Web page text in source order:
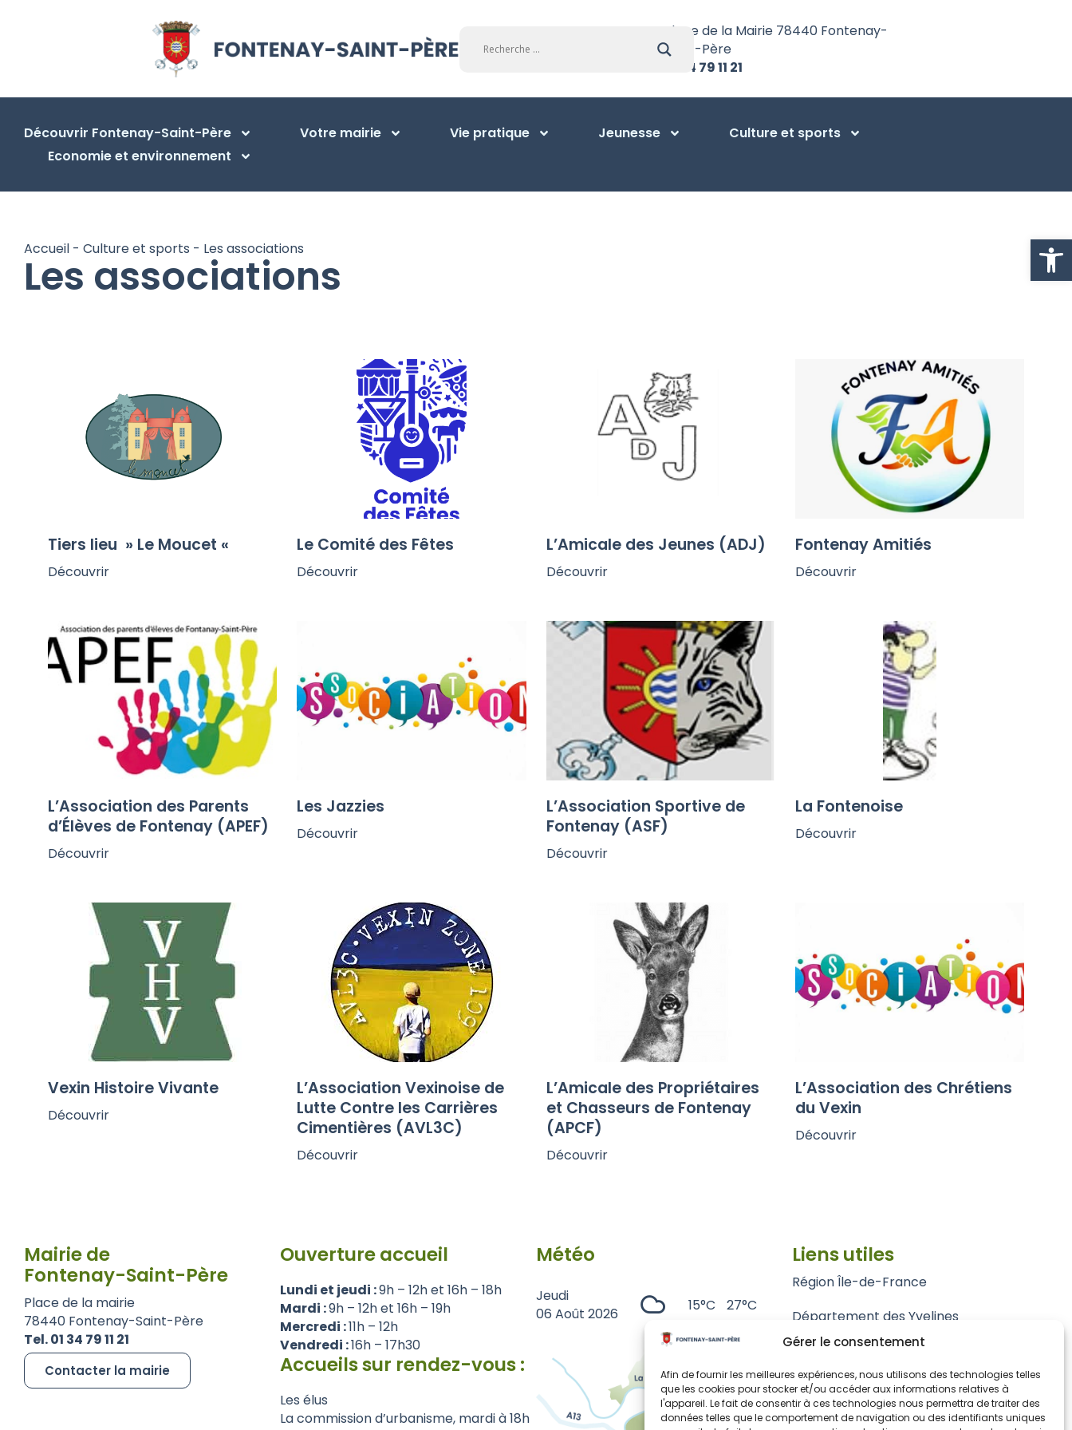
Gérer le consentement
Afin de fournir les meilleures expériences, nous utilisons des technologies telles
que les cookies pour stocker et/ou accéder aux informations relatives à
l'appareil. Le fait de consentir à ces technologies nous permettra de traiter des
données telles que le comportement de navigation ou des identifiants uniques
Ouvrir
Place de la Mairie 78440 Fontenay-
Saint-Père
01 34 79 11 21
Découvrir Fontenay-Saint-Père Votre mairie Vie pratique Jeunesse
Culture et sports
Economie et environnement
Accueil - Culture et sports - Les associations
Les associations
Tiers lieu » Le Moucet «
Découvrir
Le Comité des Fêtes
Découvrir
L’Amicale des Jeunes (ADJ)
Découvrir
Fontenay Amitiés
Découvrir
L’Association des Parents
d’Élèves de Fontenay (APEF)
Découvrir
Les Jazzies
Découvrir
L’Association Sportive de
Fontenay (ASF)
Découvrir
La Fontenoise
Découvrir
Vexin Histoire Vivante
Découvrir
L’Association Vexinoise de
Lutte Contre les Carrières
Cimentières (AVL3C)
Découvrir
L’Amicale des Propriétaires
et Chasseurs de Fontenay
(APCF)
Découvrir
L’Association des Chrétiens
du Vexin
Découvrir
Mairie de
Fontenay-Saint-Père
Place de la mairie
78440 Fontenay-Saint-Père
Tel. 01 34 79 11 21
Contacter la mairie
Ouverture accueil
Lundi et jeudi :9h – 12h et 16h – 18h
Mardi :9h – 12h et 16h – 19h
Mercredi :11h – 12h
Vendredi :16h – 17h30
Accueils sur rendez-vous :
Les élus
La commission d’urbanisme, mardi à 18h
Météo
Jeudi
06 Août 2026
15°C 27°C
Liens utiles
Région Île-de-France
Département des Yvelines
Grand Paris Seine et Oise
Parc naturel régional du Vexin français